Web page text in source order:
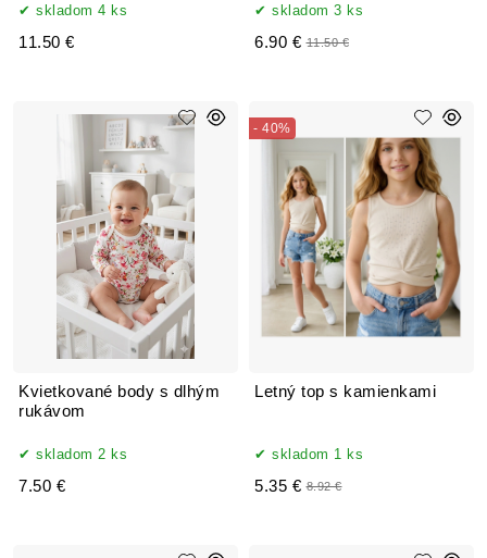
skladom 4 ks
11.50 €
skladom 3 ks
6.90 € 11.50 €
Kvietkované body s dlhým
rukávom
skladom 2 ks
7.50 €
Letný top s kamienkami
- 40%
skladom 1 ks
5.35 € 8.92 €